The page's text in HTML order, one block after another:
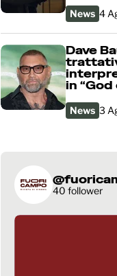
News 4
Dave
in “God
News 3
40 follower